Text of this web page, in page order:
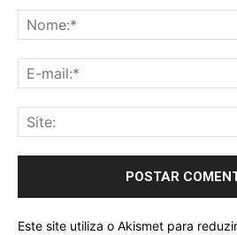
Este site utiliza o Akismet para